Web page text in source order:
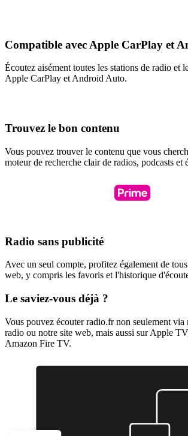
Compatible avec Apple CarPlay et
Écoutez aisément toutes les stations de radio et
Apple CarPlay et Android Auto.
Trouvez le bon contenu
Vous pouvez trouver le contenu que vous
moteur de recherche clair de radios, podcasts et
Radio sans publicité
Avec un seul compte, profitez également de
web, y compris les favoris et l'historique
Le saviez-vous déjà ?
Vous pouvez écouter radio.fr non seulement via
radio ou notre site web, mais aussi sur Apple
Amazon Fire TV.